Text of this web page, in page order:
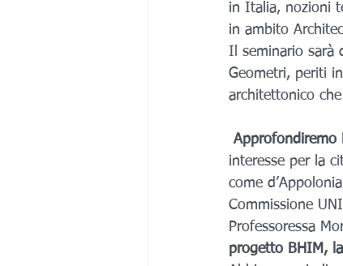
in Italia, nozioni
in ambito
Il seminario sarà
Geometri, periti
architettonico
Approfondiremo
interesse per la
come
Commissione
Professoressa
progetto BHIM,